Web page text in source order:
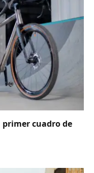
primer cuadro de